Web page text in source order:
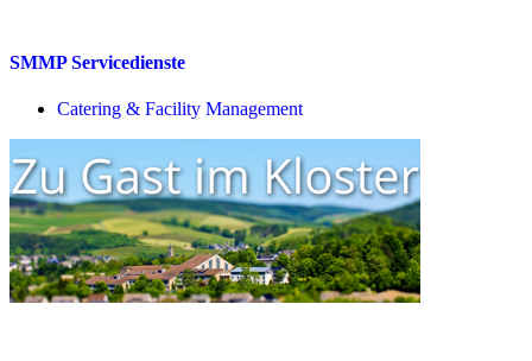
SMMP Servicedienste
Catering & Facility Management